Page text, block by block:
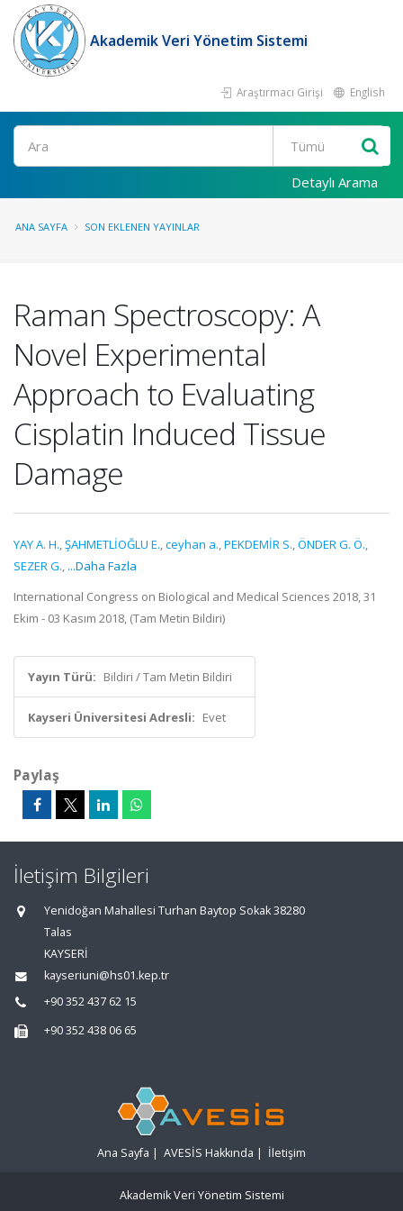
Akademik Veri Yönetim Sistemi
Araştırmacı Girişi English
Ara
Detaylı Arama
ANA SAYFA SON EKLENEN YAYINLAR
Raman Spectroscopy: A
Novel Experimental
Approach to Evaluating
Cisplatin Induced Tissue
Damage
YAY A. H.,ŞAHMETLİOĞLU E.,ceyhan a.,PEKDEMİR S.,ÖNDER G. Ö.,
SEZER G., ...Daha Fazla
International Congress on Biological and Medical Sciences 2018, 31
Ekim - 03 Kasım 2018, (Tam Metin Bildiri)
Yayın Türü: Bildiri / Tam Metin Bildiri
Kayseri Üniversitesi Adresli: Evet
Paylaş
İletişim Bilgileri
Yenidoğan Mahallesi Turhan Baytop Sokak 38280
Talas
KAYSERİ
kayseriuni@hs01.kep.tr
+90 352 437 62 15
+90 352 438 06 65
Ana Sayfa | AVESİS Hakkında | İletişim
Akademik Veri Yönetim Sistemi